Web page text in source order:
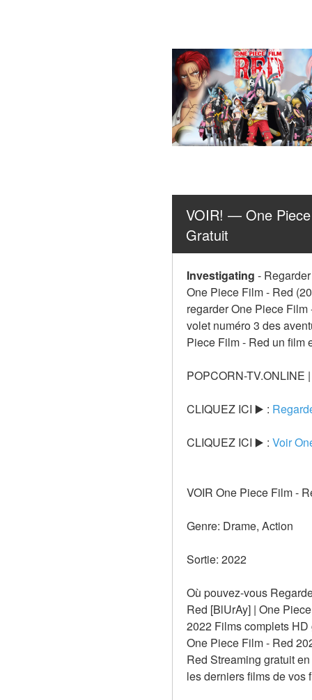
VOIR! — One
Gratuit
Investigating -
One Piece Film - Red
regarder One Piece
volet numéro 3 des
Piece Film - Red un film
POPCORN-TV.ONLINE
CLIQUEZ ICI ▶️ :
CLIQUEZ ICI ▶️ : Voir
VOIR One Piece Film -
Genre: Drame, Action
Sortie: 2022
Où pouvez-vous
Red [BlUrAy] | One
2022 Films complets
One Piece Film - Red
Red Streaming gratuit
les derniers films de vos